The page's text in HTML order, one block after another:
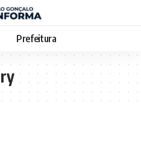
Prefeitura